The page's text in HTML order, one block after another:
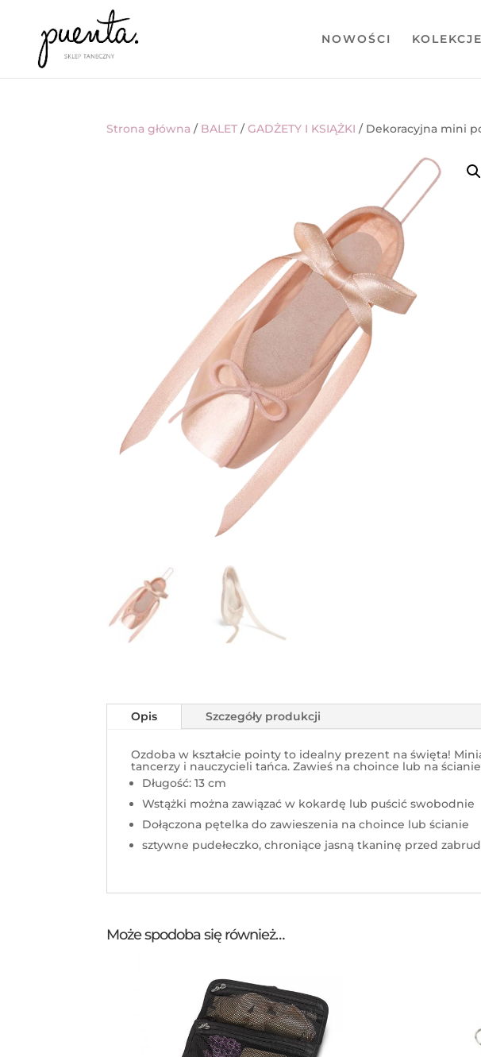
NOWOŚCI KOLEKCJE
Strona główna / BALET /GADŻETY I KSIĄŻKI / Dekoracyjna mini
Opis Szczegóły produkcji
Ozdoba w kształcie pointy to idealny prezent na święta!
tancerzy i nauczycieli tańca. Zawieś na choince lub na
Długość: 13 cm
Wstążki można zawiązać w kokardę lub puścić swobodnie
Dołączona pętelka do zawieszenia na choince lub ścianie
sztywne pudełeczko, chroniące jasną tkaninę przed
Może spodoba się również…